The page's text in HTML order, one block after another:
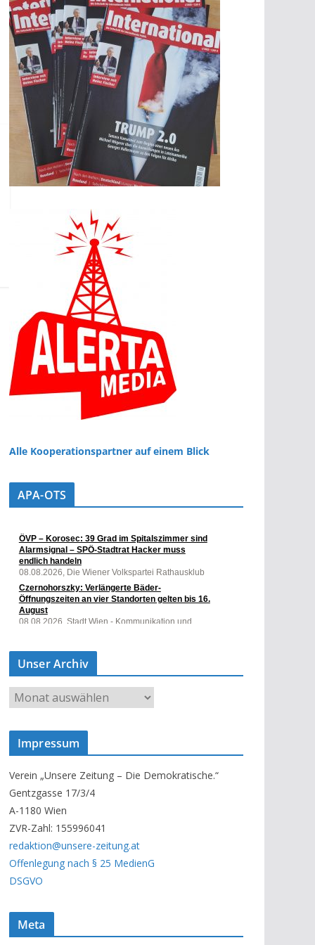
Alle Kooperationspartner auf einem Blick
APA-OTS
Unser Archiv
U
n
s
A
r
c
h
i
v
Impressum
Verein „Unsere Zeitung – Die Demokratische.“
Gentzgasse 17/3/4
A-1180 Wien
ZVR-Zahl: 155996041
redaktion@unsere-zeitung.at
Offenlegung nach § 25 MedienG
DSGVO
Meta